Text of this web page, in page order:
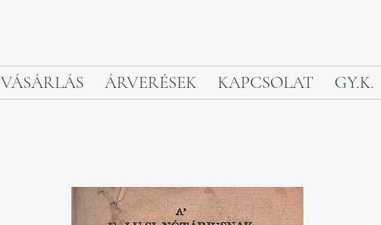
VÁSÁRLÁS ÁRVERÉSEK KAPCSOLAT GY.K.